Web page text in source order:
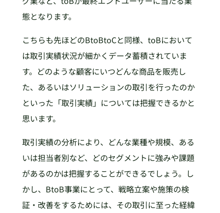
態となります。
こちらも先ほどのBtoBtoCと同様、toBにおいて
は取引実績状況が細かくデータ蓄積されていま
す。どのような顧客にいつどんな商品を販売し
た、あるいはソリューションの取引を行ったのか
といった「取引実績」については把握できるかと
思います。
取引実績の分析により、どんな業種や規模、ある
いは担当者別など、どのセグメントに強みや課題
があるのかは把握することができるでしょう。し
かし、BtoB事業にとって、戦略立案や施策の検
証・改善をするためには、その取引に至った経緯